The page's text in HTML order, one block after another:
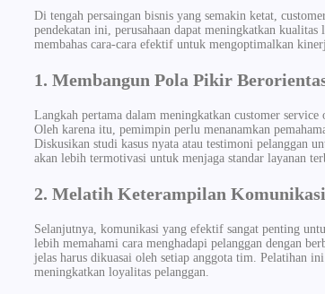
Di tengah persaingan bisnis yang semakin ketat,
pendekatan ini, perusahaan dapat meningkatkan
membahas cara-cara efektif untuk mengoptimalkan
1. Membangun Pola Pikir
Langkah pertama dalam meningkatkan customer
Oleh karena itu, pemimpin perlu menanamkan
Diskusikan studi kasus nyata atau testimoni pelanggan
akan lebih termotivasi untuk menjaga standar layanan
2. Melatih Keterampilan
Selanjutnya, komunikasi yang efektif sangat penting
lebih memahami cara menghadapi pelanggan dengan
jelas harus dikuasai oleh setiap anggota tim. Pelatihan
meningkatkan loyalitas pelanggan.